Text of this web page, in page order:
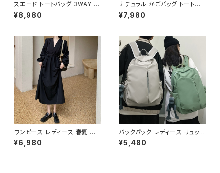
スエード トートバッグ 3WAY シ
ョルダーバッグ レディース バッ
グ 斜めがけ 軽量 A4収納 大容
おしゃれ 通勤通学 黒 茶色 ダー
クブラウン K-B0204
¥8,980
ナチュラル かごバッグ トートバッ
グ ショルダーバッグ レディース
バッグ 軽量 編み 大容量 夏 韓
春夏 おしゃれ 人気 2色展開 K-
B0233
¥7,980
ワンピース レディース 春夏 秋
冬 春 夏 秋 冬 長袖 黒ワンピー
ス カシュクールワンピース ミデ
¥6,980
バックパック レディース リュック
春夏 秋冬 春 夏 秋 冬 黒 バッグ
大容量 リュックサック かばん ロ
¥5,480